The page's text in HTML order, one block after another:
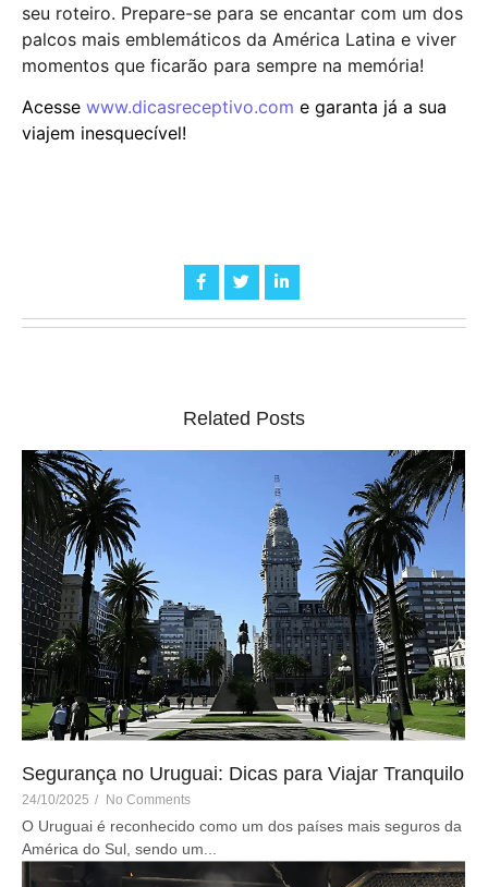
seu roteiro. Prepare-se para se encantar com um dos
palcos mais emblemáticos da América Latina e viver
momentos que ficarão para sempre na memória!
Acesse www.dicasreceptivo.com e garanta já a sua
viajem inesquecível!
Related Posts
Segurança no Uruguai: Dicas para Viajar Tranquilo
24/10/2025 / No Comments
O Uruguai é reconhecido como um dos países mais seguros da
América do Sul, sendo um...